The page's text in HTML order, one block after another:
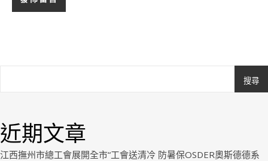
搜尋
近期文章
江西撫州市總工會展開全市“工會送清冷 防暑保OSDER奧斯德德系
Royal.